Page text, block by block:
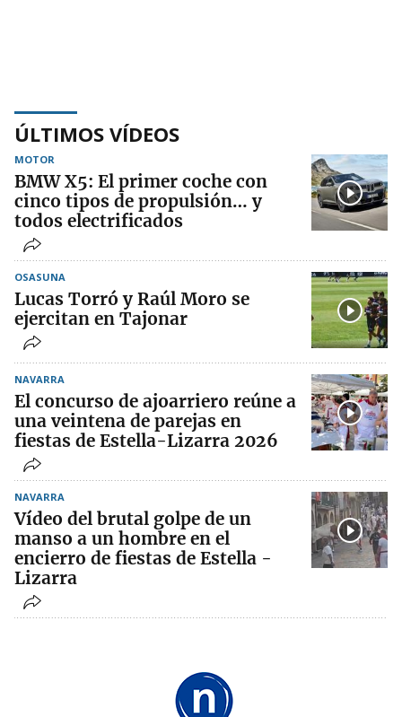
ÚLTIMOS VÍDEOS
MOTOR
BMW X5: El primer coche con
cinco tipos de propulsión… y
todos electrificados
OSASUNA
Lucas Torró y Raúl Moro se
ejercitan en Tajonar
NAVARRA
El concurso de ajoarriero reúne a
una veintena de parejas en
fiestas de Estella-Lizarra 2026
NAVARRA
Vídeo del brutal golpe de un
manso a un hombre en el
encierro de fiestas de Estella -
Lizarra